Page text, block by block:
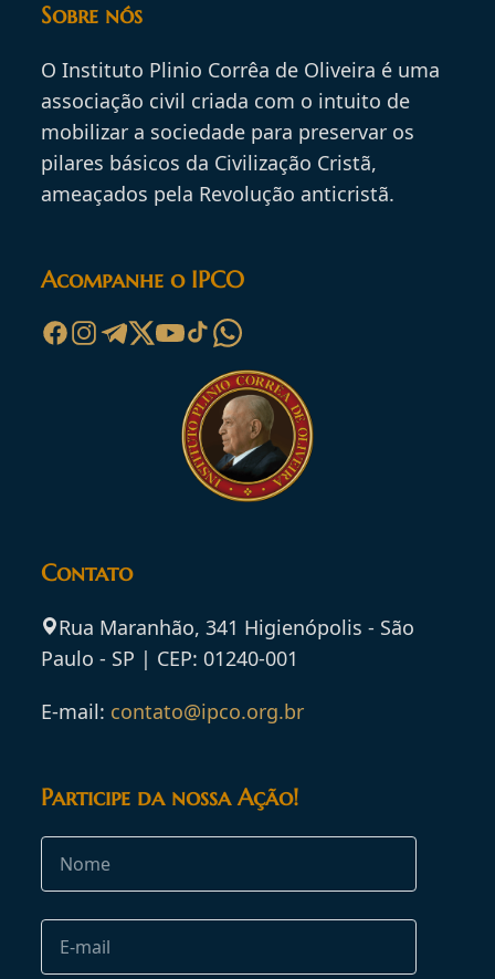
Sobre nós
O Instituto Plinio Corrêa de Oliveira é uma
associação civil criada com o intuito de
mobilizar a sociedade para preservar os
pilares básicos da Civilização Cristã,
ameaçados pela Revolução anticristã.
Acompanhe o IPCO
Contato
Rua Maranhão, 341 Higienópolis - São
Paulo - SP | CEP: 01240-001
E-mail: contato@ipco.org.br
Participe da nossa Ação!